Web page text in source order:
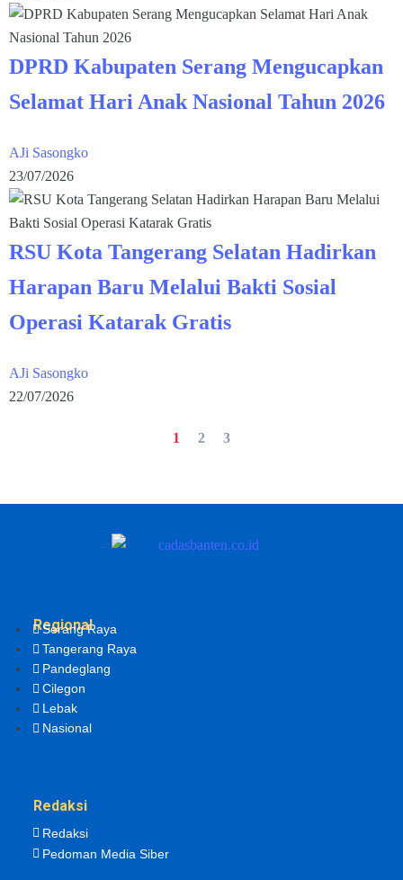
DPRD Kabupaten Serang Mengucapkan
Selamat Hari Anak Nasional Tahun 2026
AJi Sasongko
23/07/2026
RSU Kota Tangerang Selatan Hadirkan
Harapan Baru Melalui Bakti Sosial
Operasi Katarak Gratis
AJi Sasongko
22/07/2026
1 2 3
Regional
Serang Raya
Tangerang Raya
Pandeglang
Cilegon
Lebak
Nasional
Redaksi
Redaksi
Pedoman Media Siber